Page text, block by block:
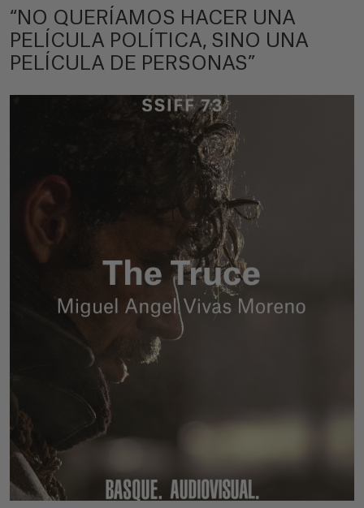
“NO QUERÍAMOS HACER UNA
PELÍCULA POLÍTICA, SINO UNA
PELÍCULA DE PERSONAS”